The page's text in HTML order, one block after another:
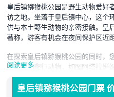
皇后镇猕猴桃公园是野生动物爱好
访之地。坐落于皇后镇中心，这个
供与本土野生动物的亲密接触。皇
著称，游客有机会在夜间保护区近
在探索皇后镇猕猴桃公园的同时，
土鸟类和爬行动物，如图阿塔拉蜥
独特野生动物的保护工作绝佳场
这些物种及其栖息地的重要性提供
阅读更多
皇后镇猕猴桃公园门票